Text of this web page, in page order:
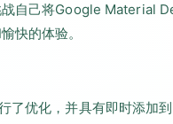
自己将Google Material
快的体验。
了优化，并具有即时添加